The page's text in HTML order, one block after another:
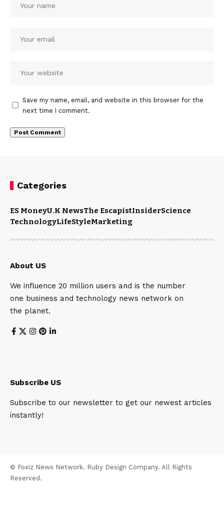
Save my name, email, and website in this browser for the
next time I comment.
Categories
ES MoneyU.K NewsThe EscapistInsiderScience
TechnologyLifeStyleMarketing
About US
We influence 20 million users and is the number
one business and technology news network on
the planet.
Subscribe US
Subscribe to our newsletter to get our newest articles
instantly!
© Foxiz News Network. Ruby Design Company. All Rights
Reserved.